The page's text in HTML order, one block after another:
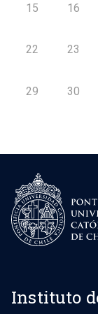
15 16
22 23
29 30
Instituto